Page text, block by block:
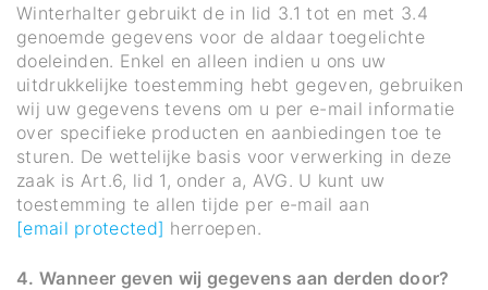
Winterhalter gebruikt de in lid 3.1 tot en met 3.4
genoemde gegevens voor de aldaar toegelichte
doeleinden. Enkel en alleen indien u ons uw
uitdrukkelijke toestemming hebt gegeven, gebruiken
wij uw gegevens tevens om u per e-mail informatie
over specifieke producten en aanbiedingen toe te
sturen. De wettelijke basis voor verwerking in deze
zaak is Art.6, lid 1, onder a, AVG. U kunt uw
toestemming te allen tijde per e-mail aan
[email protected] herroepen.
4. Wanneer geven wij gegevens aan derden door?